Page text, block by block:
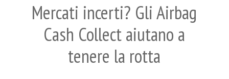
Mercati incerti? Gli Airbag
Cash Collect aiutano a
tenere la rotta